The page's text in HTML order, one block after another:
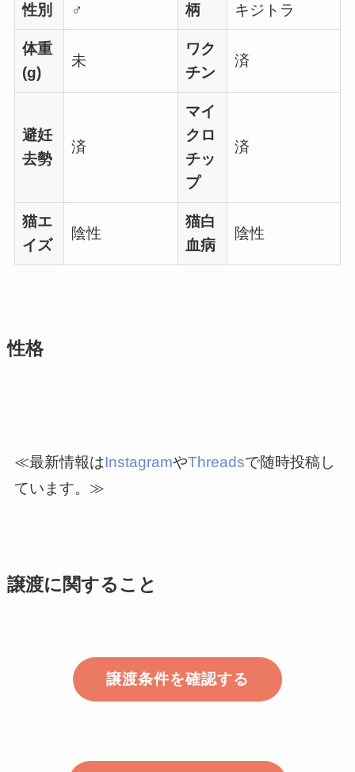
性別 ♂ 柄 キジトラ
体重
(g)
未
ワク
チン
済
避妊
去勢
済
マイ
クロ
チッ
プ
済
猫エ
イズ
陰性
猫白
血病
陰性
性格
≪最新情報はInstagramやThreadsで随時投稿し
ています。≫
譲渡に関すること
譲渡条件を確認する